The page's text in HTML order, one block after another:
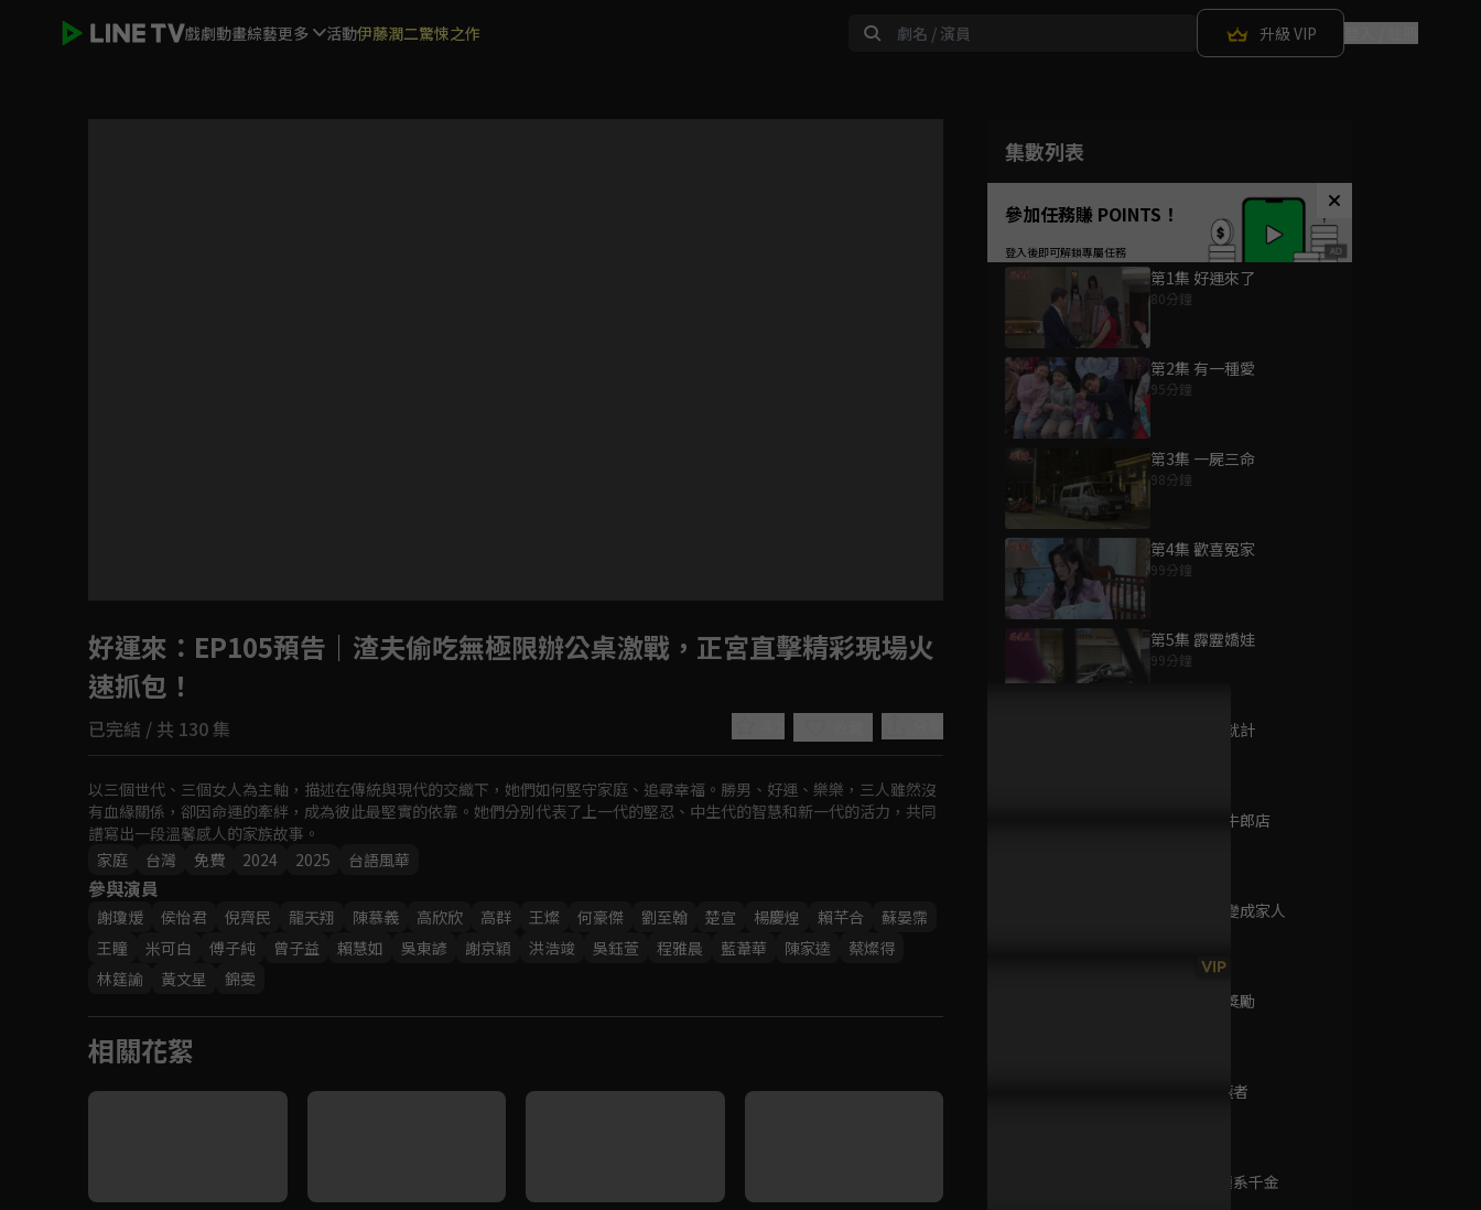
戲劇動畫綜藝更多 活動伊藤潤二驚悚之作 升級 VIP
Video
集數列表
參加任務賺 POINTS！
第1集 好運來了
80分鐘
第2集 有一種愛
95分鐘
第3集 一屍三命
98分鐘
第4集 歡喜冤家
99分鐘
第5集 霹靂嬌娃
99分鐘
第6集 將計就計
第7集 慾望牛郎店
第8集 和鬼變成家人
第9集 容積獎勵
第10集 守護者
第11集 衝撞系千金
好運來 ：EP105預告｜渣夫偷吃無極限辦公桌激戰，正宮直擊精彩現場火
速抓包！
已完結 / 共 130 集
以三個世代、三個女人為主軸，描述在傳統與現代的交織下，她們如何堅守家庭、追尋幸福。勝男、好運、樂樂，三人雖然沒
有血緣關係，卻因命運的牽絆，成為彼此最堅實的依靠。她們分別代表了上一代的堅忍、中生代的智慧和新一代的活力，共同
譜寫出一段溫馨感人的家族故事。
家庭
台灣 免費 2024 2025 台語風華
參與演員
謝瓊煖 侯怡君 倪齊民 龍天翔 陳慕義 高欣欣 高群 王燦 何豪傑 劉至翰 楚宣 楊慶煌 賴芊合
蘇晏霈
王瞳
米可白 傅子純 曾子益 賴慧如 吳東諺 謝京穎 洪浩竣 吳鈺萱 程雅晨 藍葦華 陳家逵
蔡燦得
林筳諭
黃文星 錦雯
相關花絮
為您推薦
火車來去
VIP
已完結 / 共 1 集
無主之子